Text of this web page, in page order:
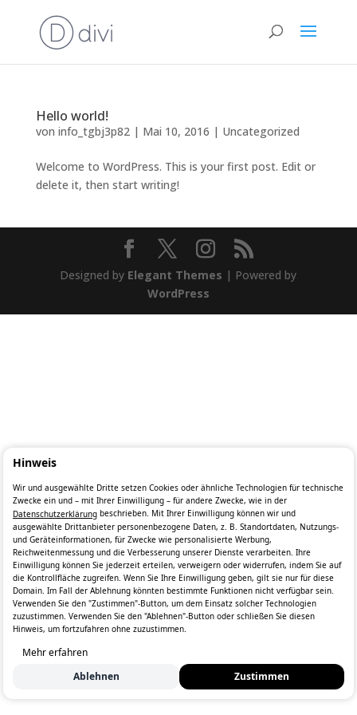
Hello world!
von info_tgbj3p82| Mai 10, 2016 | Uncategorized
Welcome to WordPress. This is your first post. Edit or
delete it, then start writing!
Designed by Elegant Themes | Powered by
WordPress
Hinweis
Wir und ausgewählte Dritte setzen Cookies oder ähnliche Technologien für technische
Zwecke ein und – mit Ihrer Einwilligung – für andere Zwecke, wie in der
Datenschutzerklärung beschrieben. Mit Ihrer Einwilligung können wir und
ausgewählte Drittanbieter personenbezogene Daten, z. B. Standortdaten, Nutzungs-
und Geräteinformationen, für Zwecke wie personalisierte Werbung,
Reichweitenmessung und die Verbesserung unserer Dienste verarbeiten. Ihre
Einwilligung können Sie jederzeit erteilen, verweigern oder widerrufen, indem Sie auf
die Kontrollfläche zugreifen. Wenn Sie Ihre Einwilligung geben, gilt sie nur für diese
Domain. Im Fall der Ablehnung könnten bestimmte Funktionen nicht verfügbar sein.
Verwenden Sie den "Zustimmen"-Button, um dem Einsatz solcher Technologien
zuzustimmen. Verwenden Sie den "Ablehnen"-Button oder schließen Sie diesen
Hinweis, um fortzufahren ohne zuzustimmen.
Mehr erfahren
Ablehnen
Zustimmen